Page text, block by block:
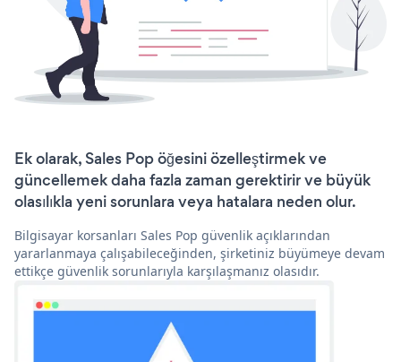
Ek olarak, Sales Pop öğesini özelleştirmek ve
güncellemek daha fazla zaman gerektirir ve büyük
olasılıkla yeni sorunlara veya hatalara neden olur.
Bilgisayar korsanları Sales Pop güvenlik açıklarından
yararlanmaya çalışabileceğinden, şirketiniz büyümeye devam
ettikçe güvenlik sorunlarıyla karşılaşmanız olasıdır.